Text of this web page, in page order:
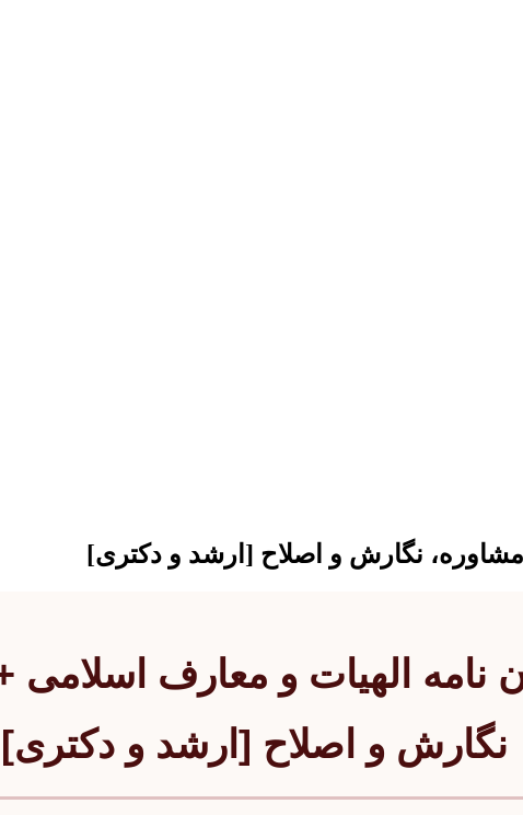
مشاوره، نگارش و اصلاح [ارشد و دکتری]
نامه الهیات و معارف
نگارش و اصلاح [ارشد و دکتری]